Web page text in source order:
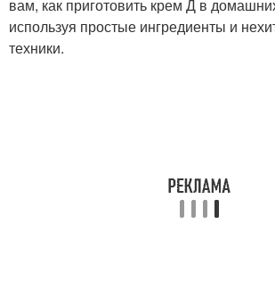
вам, как приготовить крем Д в
используя простые ингредиенты и
техники.